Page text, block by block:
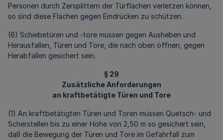
Personen durch Zersplittern der Türflächen verletzen können,
so sind diese Flächen gegen Eindrücken zu schützen.
(6) Schiebetüren und -tore müssen gegen Ausheben und
Herausfallen, Türen und Tore, die nach oben öffnen, gegen
Herabfallen gesichert sein.
§ 29
Zusätzliche Anforderungen
an kraftbetätigte Türen und Tore
(1) An kraftbetätigten Türen und Toren müssen Quetsch- und
Scherstellen bis zu einer Höhe von 2,50 m so gesichert sein,
daß die Bewegung der Türen und Tore im Gefahrfall zum